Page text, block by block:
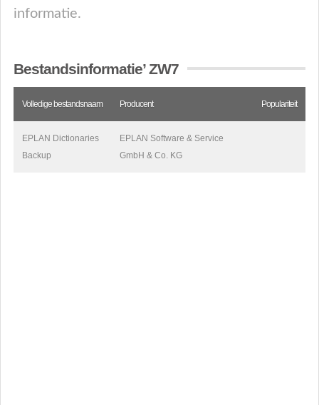
informatie.
Bestandsinformatie’ ZW7
Volledige bestandsnaam Producent Populariteit
EPLAN Dictionaries
Backup
EPLAN Software & Service
GmbH & Co. KG